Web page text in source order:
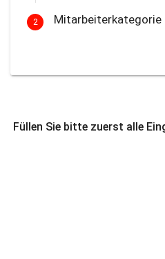
2 Mitarbeiterkategorie
Füllen Sie bitte zuerst alle